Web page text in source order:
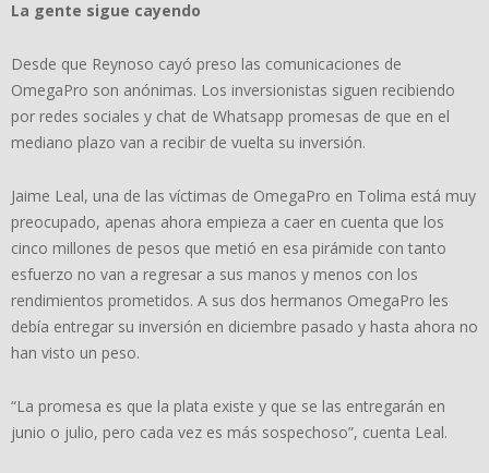
La gente sigue cayendo
Desde que Reynoso cayó preso las comunicaciones de
OmegaPro son anónimas. Los inversionistas siguen recibiendo
por redes sociales y chat de Whatsapp promesas de que en el
mediano plazo van a recibir de vuelta su inversión.
Jaime Leal, una de las víctimas de OmegaPro en Tolima está muy
preocupado, apenas ahora empieza a caer en cuenta que los
cinco millones de pesos que metió en esa pirámide con tanto
esfuerzo no van a regresar a sus manos y menos con los
rendimientos prometidos. A sus dos hermanos OmegaPro les
debía entregar su inversión en diciembre pasado y hasta ahora no
han visto un peso.
“La promesa es que la plata existe y que se las entregarán en
junio o julio, pero cada vez es más sospechoso”, cuenta Leal.